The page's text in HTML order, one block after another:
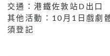
交通：港鐵佐敦站D出口
其他活動：10月1日戲劇
須登記